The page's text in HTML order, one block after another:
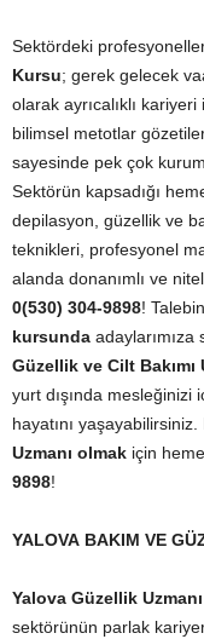
Sektördeki
Kursu; gerek gelecek
olarak ayrıcalıklı
bilimsel metotlar
sayesinde pek çok
Sektörün kapsadığı
depilasyon, güzellik ve
teknikleri, profesyonel
alanda donanımlı ve
0(530) 304-9898!
kursunda adaylarımıza
Güzellik ve Cilt Bakımı
yurt dışında mesleğinizi
hayatını
Uzmanı olmak için
9898!
YALOVA BAKIM VE
Yalova Güzellik
sektörünün parlak